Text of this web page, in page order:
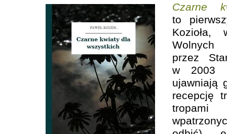
Czarne
to
Kozioła,
przez
w 2003
ujawniają
recepcję